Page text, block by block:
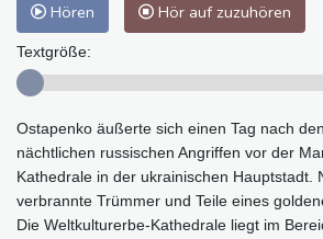
Hören Hör auf zuzuhören
Textgröße:
Ostapenko äußerte sich einen Tag nach
nächtlichen russischen Angriffen vor der
Kathedrale in der ukrainischen Hauptstadt.
verbrannte Trümmer und Teile eines
Die Weltkulturerbe-Kathedrale liegt im